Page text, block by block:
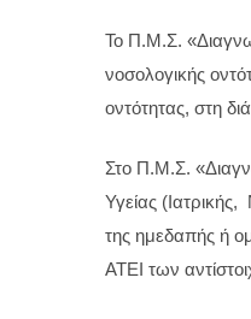
Το Π.Μ.Σ.
νοσολογικής
οντότητας, στη
Στο Π.Μ.Σ.
Υγείας
της ημεδαπής ή
ΑΤΕΙ των